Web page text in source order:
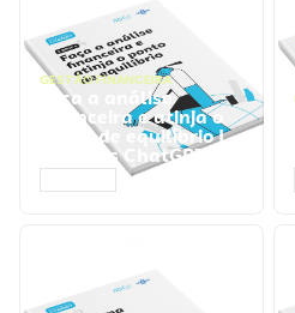
GESTÃO FINANCEIRA
Faça a análise
financeira e atinja o
ponto de equilíbrio |
Prompts ChatGPT